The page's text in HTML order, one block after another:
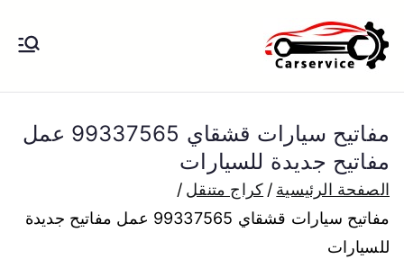
إلى
المحتوى
الكويت
بنشر متنقل الكويت كهرباء وبنشر تبديل
بارخص الاسعار
مفاتيح سيارات قشقاي 99337565 عمل
مفاتيح جديدة للسيارات
الصفحة الرئيسية
كراج متنقل
مفاتيح سيارات قشقاي 99337565 عمل مفاتيح جديدة
للسيارات